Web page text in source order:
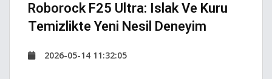
Roborock F25 Ultra: Islak Ve Kuru
Temizlikte Yeni Nesil Deneyim
2026-05-14 11:32:05